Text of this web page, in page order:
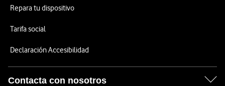
Repara tu dispositivo
Tarifa social
Declaración Accesibilidad
Contacta con nosotros